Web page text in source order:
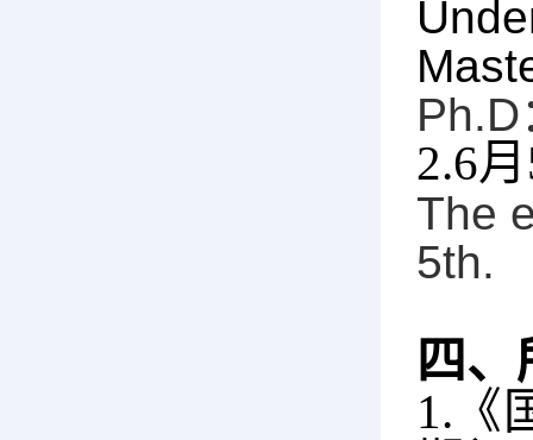
Ph.D
2.6月
The
5th.
四
1.